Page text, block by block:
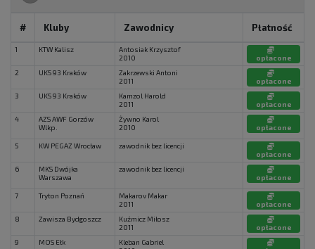
# Kluby Zawodnicy Płatność
1 KTW Kalisz
Antosiak Krzysztof
2010
opłacone
2
UKS 93 Kraków
Zakrzewski Antoni
2011
opłacone
3
UKS 93 Kraków
Kamzol Harold
2011
opłacone
4
AZS AWF Gorzów
Wlkp.
Żywno Karol
2010
opłacone
5 KW PEGAZ Wrocław
zawodnik bez licencji
opłacone
6
MKS Dwójka
Warszawa
zawodnik bez licencji
opłacone
7 Tryton Poznań
Makarov Makar
2011
opłacone
8
Zawisza Bydgoszcz
Kuźmicz Miłosz
2011
opłacone
9
MOS Ełk
Kleban Gabriel